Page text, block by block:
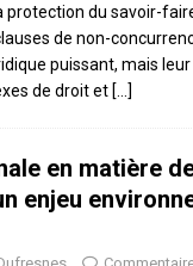
protection du savoir-
de non-
puissant, mais
de droit et […]
en matière
enjeu